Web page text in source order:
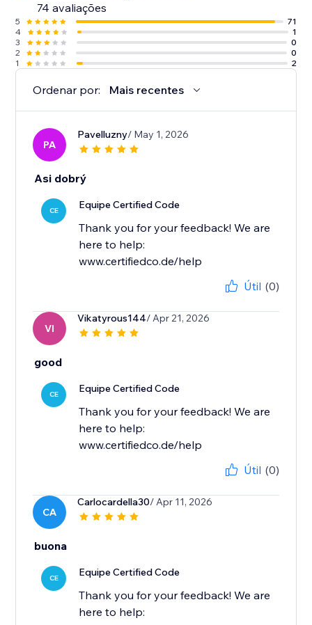
74 avaliações
5
71
4
1
3
0
2
0
1
2
Ordenar por: Mais recentes
PA
Pavelluzny/ May 1, 2026
Asi dobrý
CE Equipe Certified Code
Thank you for your feedback! We are
here to help:
www.certifiedco.de/help
Útil (0)
VI
Vikatyrous144/ Apr 21, 2026
good
CE Equipe Certified Code
Thank you for your feedback! We are
here to help:
www.certifiedco.de/help
Útil (0)
CA
Carlocardella30/ Apr 11, 2026
buona
CE Equipe Certified Code
Thank you for your feedback! We are
here to help: